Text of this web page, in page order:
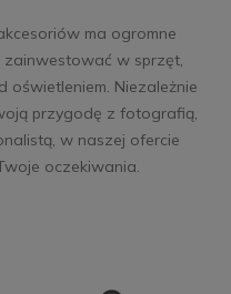
ma ogromne
w sprzęt,
oświetleniem. Niezależnie
przygodę z fotografią,
w naszej ofercie
oczekiwania.